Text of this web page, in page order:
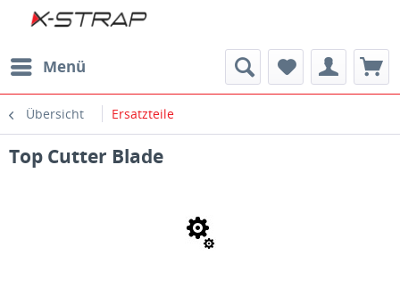
Menü
Übersicht Ersatzteile
Top Cutter Blade